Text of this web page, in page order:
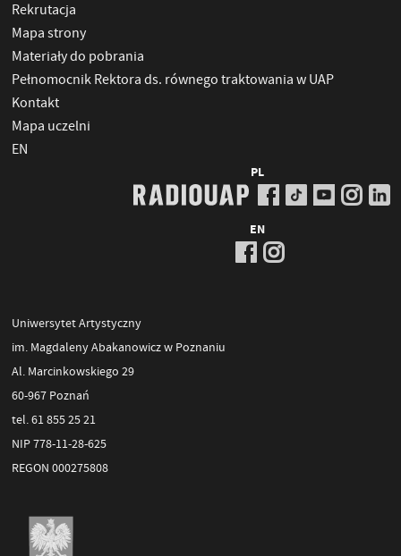
Rekrutacja
Mapa strony
Materiały do pobrania
Pełnomocnik Rektora ds. równego traktowania w UAP
Kontakt
Mapa uczelni
EN
PL
EN
Uniwersytet Artystyczny
im. Magdaleny Abakanowicz w Poznaniu
Al. Marcinkowskiego 29
60-967 Poznań
tel. 61 855 25 21
NIP 778-11-28-625
REGON 000275808